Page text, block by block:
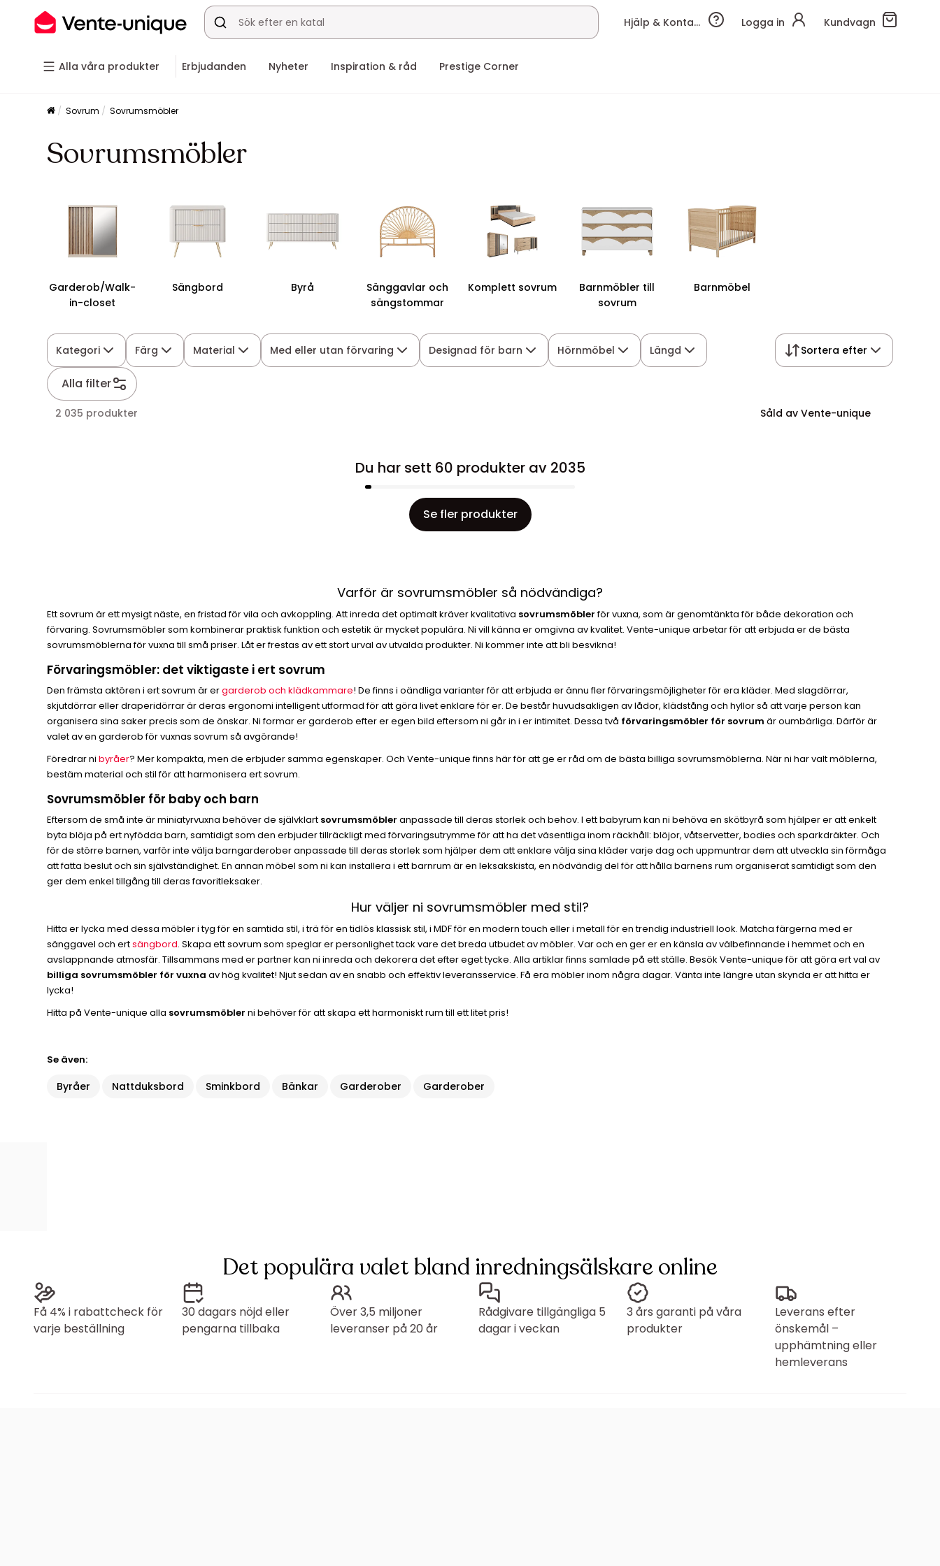
Hjälp & Kontakt Logga in Kundvagn
Alla våra produkter Erbjudanden Nyheter Inspiration & råd Prestige Corner
Sovrum Sovrumsmöbler
Sovrumsmöbler
Garderob/Walk-
in-closet
Sängbord Byrå
Sänggavlar och
sängstommar
Komplett sovrum
Barnmöbler till
sovrum
Barnmöbel
Kategori Färg Material Med eller utan förvaring Designad för barn Hörnmöbel Längd
Alla filter
Sortera efter
2 035 produkter Såld av Vente-unique
Du har sett 60 produkter av 2035
Se fler produkter
Varför är sovrumsmöbler så nödvändiga?
Ett sovrum är ett mysigt näste, en fristad för vila och avkoppling. Att inreda det optimalt kräver kvalitativa sovrumsmöblerför vuxna, som är genomtänkta för både dekoration och
förvaring. Sovrumsmöbler som kombinerar praktisk funktion och estetik är mycket populära. Ni vill känna er omgivna av kvalitet. Vente-unique arbetar för att erbjuda er de bästa
sovrumsmöblerna för vuxna till små priser. Låt er frestas av ett stort urval av utvalda produkter. Ni kommer inte att bli besvikna!
Förvaringsmöbler: det viktigaste i ert sovrum
Den främsta aktören i ert sovrum är ergarderob och klädkammare! De finns i oändliga varianter för att erbjuda er ännu fler förvaringsmöjligheter för era kläder. Med slagdörrar,
skjutdörrar eller draperidörrar är deras ergonomi intelligent utformad för att göra livet enklare för er. De består huvudsakligen av lådor, klädstång och hyllor så att varje person kan
organisera sina saker precis som de önskar. Ni formar er garderob efter er egen bild eftersom ni går in i er intimitet. Dessa två förvaringsmöbler för sovrum är oumbärliga. Därför är
valet av en garderob för vuxnas sovrum så avgörande!
Föredrar nibyråer? Mer kompakta, men de erbjuder samma egenskaper. Och Vente-unique finns här för att ge er råd om de bästa billiga sovrumsmöblerna. När ni har valt möblerna,
bestäm material och stil för att harmonisera ert sovrum.
Sovrumsmöbler för baby och barn
Eftersom de små inte är miniatyrvuxna behöver de självklart sovrumsmöbler anpassade till deras storlek och behov. I ett babyrum kan ni behöva en skötbyrå som hjälper er att enkelt
byta blöja på ert nyfödda barn, samtidigt som den erbjuder tillräckligt med förvaringsutrymme för att ha det väsentliga inom räckhåll: blöjor, våtservetter, bodies och sparkdräkter. Och
för de större barnen, varför inte välja barngarderober anpassade till deras storlek som hjälper dem att enklare välja sina kläder varje dag och uppmuntrar dem att utveckla sin förmåga
att fatta beslut och sin självständighet. En annan möbel som ni kan installera i ett barnrum är en leksakskista, en nödvändig del för att hålla barnens rum organiserat samtidigt som den
ger dem enkel tillgång till deras favoritleksaker.
Hur väljer ni sovrumsmöbler med stil?
Hitta er lycka med dessa möbler i tyg för en samtida stil, i trä för en tidlös klassisk stil, i MDF för en modern touch eller i metall för en trendig industriell look. Matcha färgerna med er
sänggavel och ertsängbord. Skapa ett sovrum som speglar er personlighet tack vare det breda utbudet av möbler. Var och en ger er en känsla av välbefinnande i hemmet och en
avslappnande atmosfär. Tillsammans med er partner kan ni inreda och dekorera det efter eget tycke. Alla artiklar finns samlade på ett ställe. Besök Vente-unique för att göra ert val av
billiga sovrumsmöbler för vuxna av hög kvalitet! Njut sedan av en snabb och effektiv leveransservice. Få era möbler inom några dagar. Vänta inte längre utan skynda er att hitta er
lycka!
Hitta på Vente-unique alla sovrumsmöbler ni behöver för att skapa ett harmoniskt rum till ett litet pris!
Se även:
Byråer Nattduksbord Sminkbord Bänkar Garderober Garderober
Det populära valet bland inredningsälskare online
Få 4% i rabattcheck för
varje beställning
30 dagars nöjd eller
pengarna tillbaka
Över 3,5 miljoner
leveranser på 20 år
Rådgivare tillgängliga 5
dagar i veckan
3 års garanti på våra
produkter
Leverans efter
önskemål –
upphämtning eller
hemleverans